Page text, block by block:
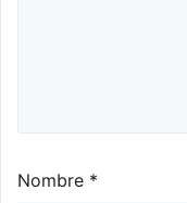
Nombre *